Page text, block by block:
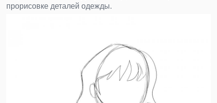
прорисовке деталей одежды.